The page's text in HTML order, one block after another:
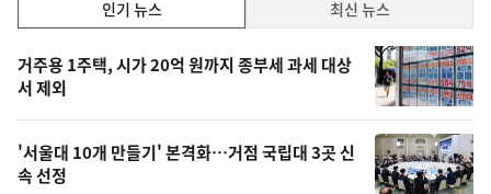
기,
최
신,
오
늘
인기 뉴스 최신 뉴스
기
뉴
스
거주용 1주택, 시가 20억 원까지 종부세 과세 대상
서 제외
'서울대 10개 만들기' 본격화…거점 국립대 3곳 신
속 선정